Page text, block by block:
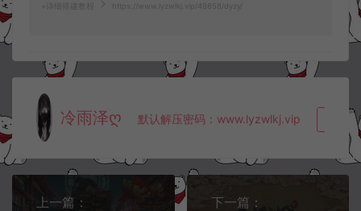
+详细搭建教程 https://www.lyzwlkj.vip/49858/dyzy/
冷雨泽ღ 默认解压密码：www.lyzwlkj.vip 复
上一篇：
下一篇：